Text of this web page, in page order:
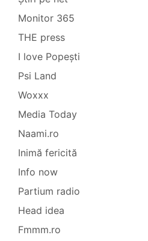
Monitor 365
THE press
I love Popești
Psi Land
Woxxx
Media Today
Naami.ro
Inimă fericită
Info now
Partium radio
Head idea
Fmmm.ro